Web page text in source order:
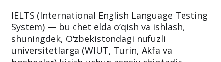
IELTS (International English Language Testing
System) — bu chet elda o‘qish va ishlash,
shuningdek, O‘zbekistondagi nufuzli
universitetlarga (WIUT, Turin, Akfa va